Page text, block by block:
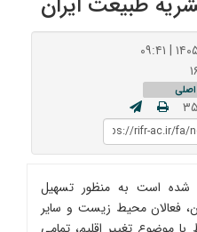
شده است به منظور تسهیل
فعالان محیط زیست و سایر